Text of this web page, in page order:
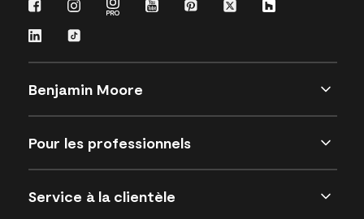
Benjamin Moore
Pour les professionnels
Service à la clientèle